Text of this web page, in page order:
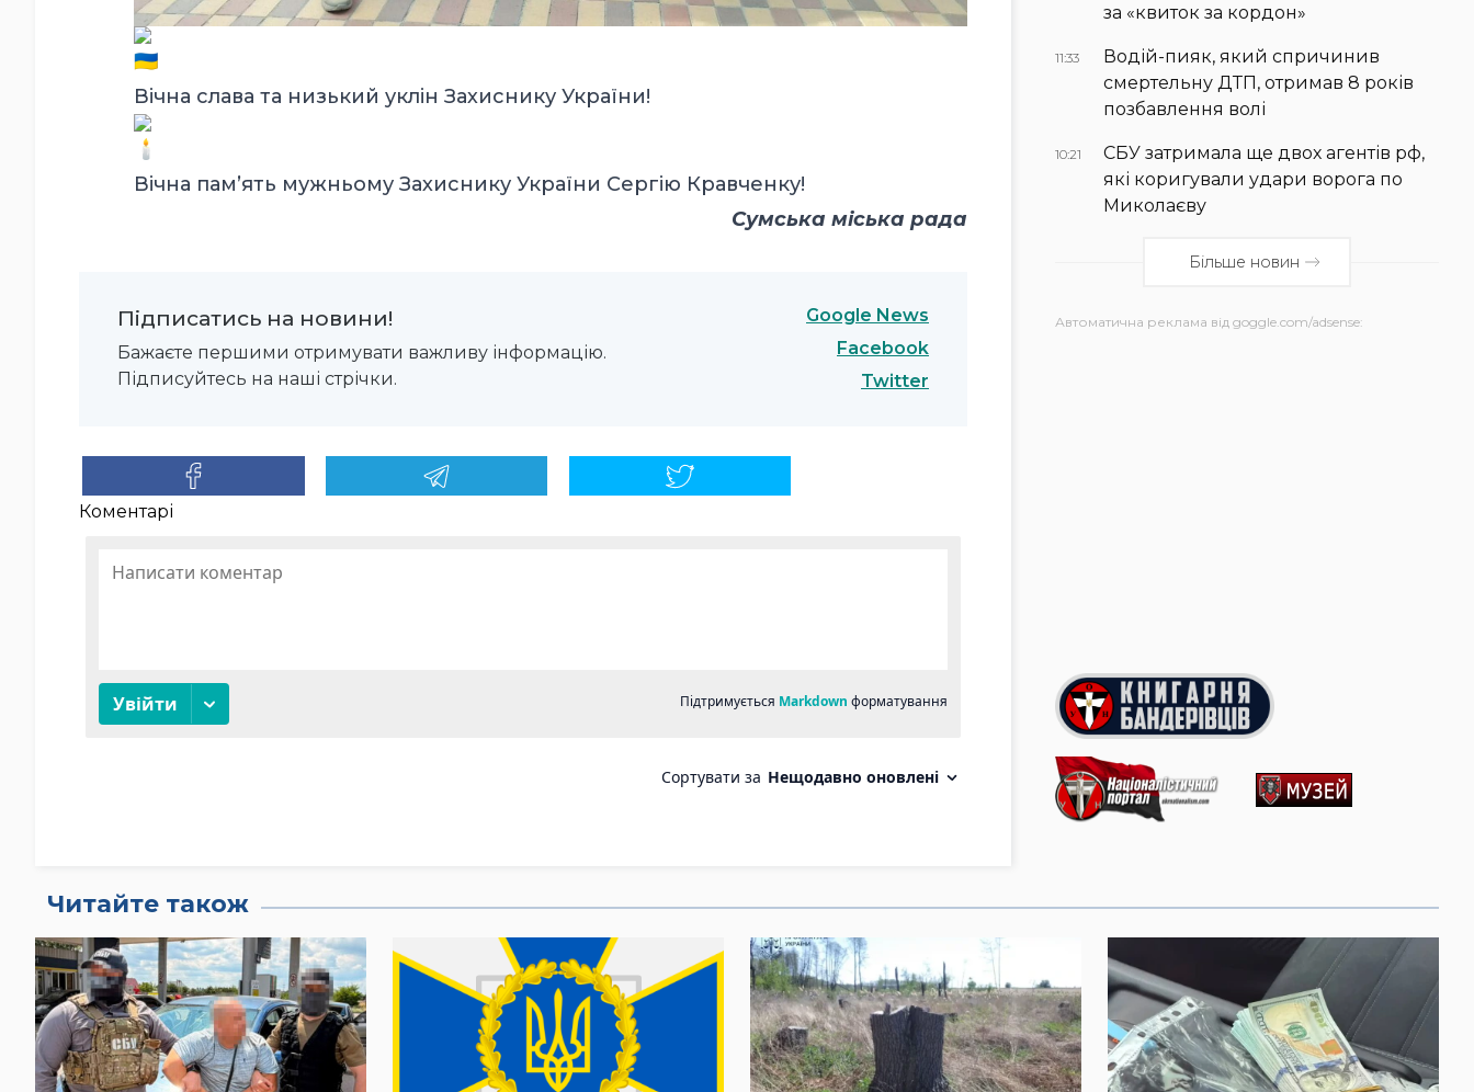
Вічна слава та низький уклін Захиснику України!
Вічна пам’ять мужньому Захиснику України Сергію Кравченку!
Сумська міська рада
Підписатись на новини!
Бажаєте першими отримувати важливу інформацію.
Підписуйтесь на наші стрічки.
Google News
Facebook
Twitter
Коментарі
за «квиток за кордон»
11:33
Водій-пияк, який спричинив
смертельну ДТП, отримав 8 років
позбавлення волі
10:21
СБУ затримала ще двох агентів рф,
які коригували удари ворога по
Миколаєву
Більше новин
Автоматична реклама від goggle.com/adsense:
Читайте також